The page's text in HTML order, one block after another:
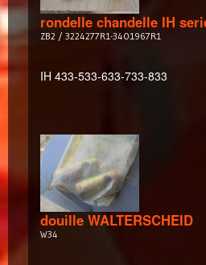
rondelle chandelle IH
ZB2 / 3224277R1-3401967R1
IH 433-533-633-733-833
douille WALTERSCHEID
W34